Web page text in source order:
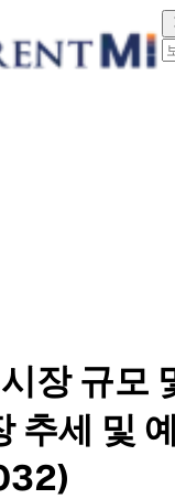
장 규모
추세 및